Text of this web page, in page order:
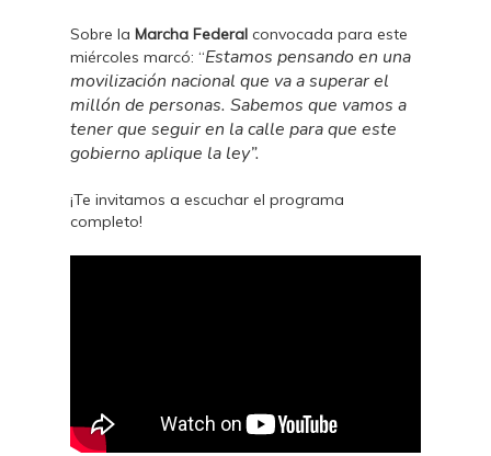
Sobre laMarcha Federal convocada para este
miércoles marcó: “Estamos pensando en una
movilización nacional que va a superar el
millón de personas. Sabemos que vamos a
tener que seguir en la calle para que este
gobierno aplique la ley”.
¡Te invitamos a escuchar el programa
completo!